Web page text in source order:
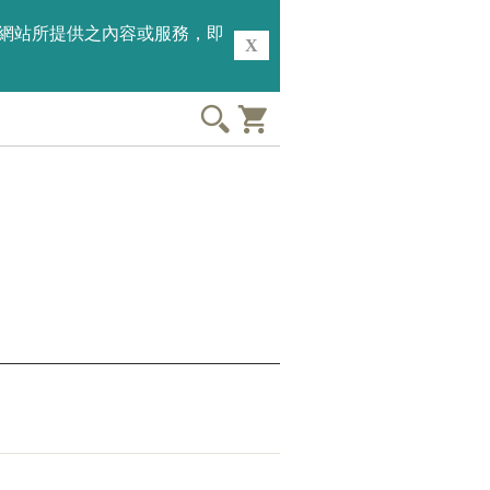
站所提供之內容或服務，即
X